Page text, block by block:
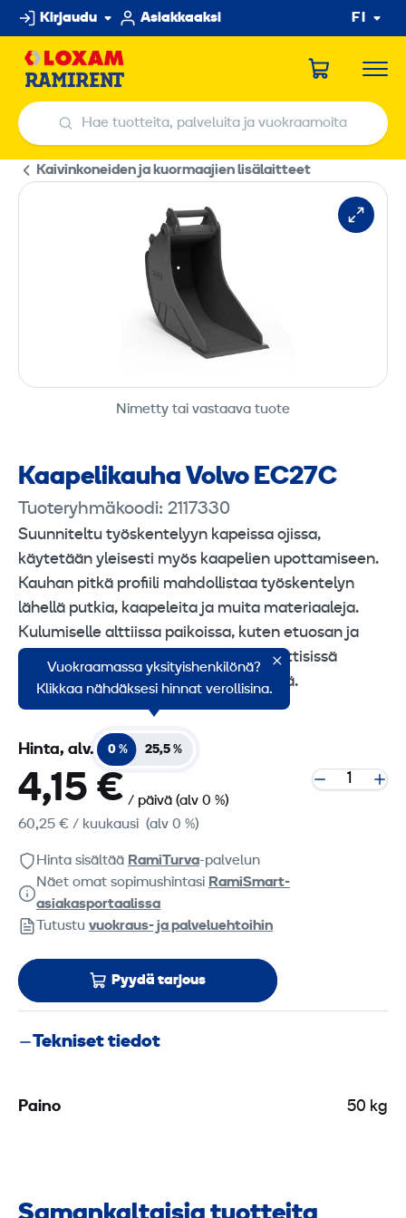
Hyppää
sisältöön
Kirjaudu Asiakkaaksi FI
Hae tuotteita, palveluita ja vuokraamoita
Hae tuotteita, palveluita ja vuokraamoita
Kaivinkoneiden ja kuormaajien lisälaitteet
Nimetty tai vastaava tuote
Kaapeli­kauha Volvo EC27C
Tuoteryhmäkoodi: 2117330
Suunniteltu työskentelyyn kapeissa ojissa,
käytetään yleisesti myös kaapelien upottamiseen.
Kauhan pitkä profiili mahdollistaa työskentelyn
lähellä putkia, kaapeleita ja muita materiaaleja.
Kulumiselle alttiissa paikoissa, kuten etuosan ja
sivujen leikkuureunoissa ja muissa kriittisissä
paikoissa, käytetään suurlujuusterästä.
Vuokraamassa yksityishenkilönä?
Klikkaa nähdäksesi hinnat verollisina.
Hinta, alv. 0 % 25,5 %
4,15 € / päivä (alv 0 %)
60,25 € / kuukausi (alv 0 %)
Hinta sisältää RamiTurva-palvelun
Näet omat sopimushintasi RamiSmart-
asiakasportaalissa
Tutustu vuokraus- ja palveluehtoihin
Pyydä tarjous
Tekniset tiedot
Paino 50 kg